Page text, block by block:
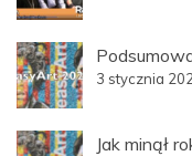
3 stycznia
Jak minął